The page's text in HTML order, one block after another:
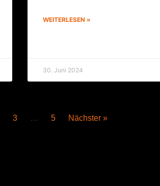
WEITERLESEN »
30. Juni 2024
3 … 5 Nächster »